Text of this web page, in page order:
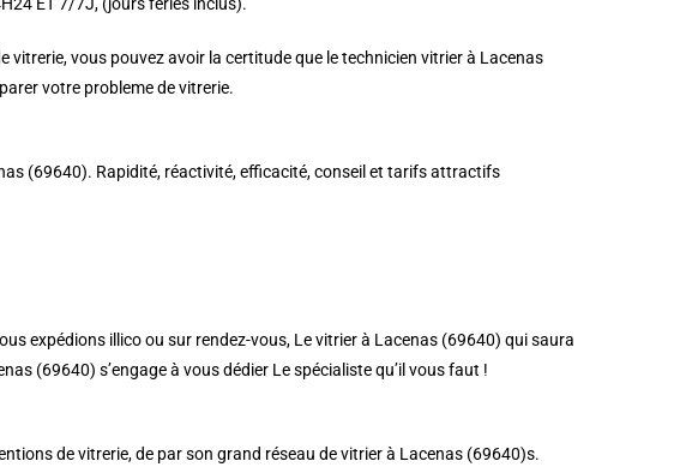
vous pouvez avoir la certitude que le technicien vitrier à Lacenas
votre probleme de vitrerie.
(69640). Rapidité, réactivité, efficacité, conseil et tarifs attractifs
expédions illico ou sur rendez-vous, Le vitrier à Lacenas (69640) qui saura
(69640) s’engage à vous dédier Le spécialiste qu’il vous faut !
de vitrerie, de par son grand réseau de vitrier à Lacenas (69640)s.